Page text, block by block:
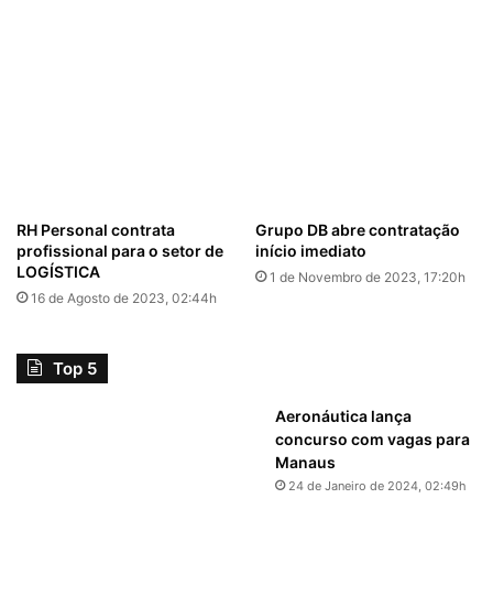
RH Personal contrata
profissional para o setor de
LOGÍSTICA
16 de Agosto de 2023, 02:44h
Grupo DB abre contratação
início imediato
1 de Novembro de 2023, 17:20h
Top 5
Aeronáutica lança
concurso com vagas para
Manaus
24 de Janeiro de 2024, 02:49h